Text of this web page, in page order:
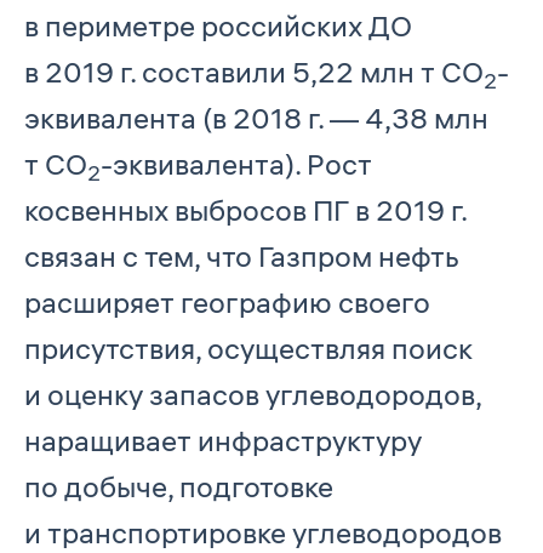
в периметре российских ДО
в 2019 г. составили 5,22 млн т СО2-
эквивалента (в 2018 г. — 4,38 млн
т СО2-эквивалента). Рост
косвенных выбросов ПГ в 2019 г.
связан с тем, что Газпром нефть
расширяет географию своего
присутствия, осуществляя поиск
и оценку запасов углеводородов,
наращивает инфраструктуру
по добыче, подготовке
и транспортировке углеводородов